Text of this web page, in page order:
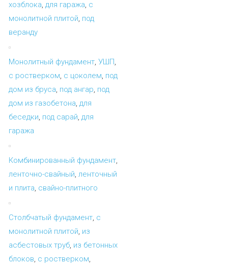
хозблока, для гаража, с
монолитной плитой, под
веранду
Монолитный фундамент, УШП,
с ростверком, с цоколем, под
дом из бруса, под ангар, под
дом из газобетона, для
беседки, под сарай, для
гаража
Комбинированный фундамент,
ленточно-свайный, ленточный
и плита, свайно-плитного
Столбчатый фундамент, с
монолитной плитой, из
асбестовых труб, из бетонных
блоков, с ростверком,